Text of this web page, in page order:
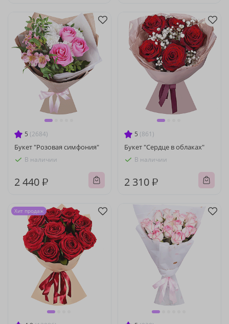
5 (2684)
Букет "Розовая симфония"
В наличии
2 440 ₽
5 (861)
Букет "Сердце в облаках"
В наличии
2 310 ₽
Хит продаж